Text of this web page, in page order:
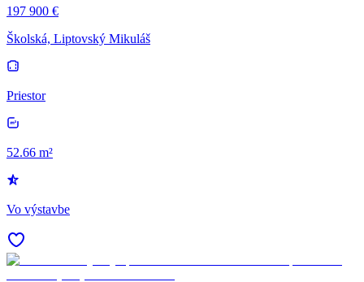
197 900 €
Školská, Liptovský Mikuláš
Priestor
52.66 m²
Vo výstavbe